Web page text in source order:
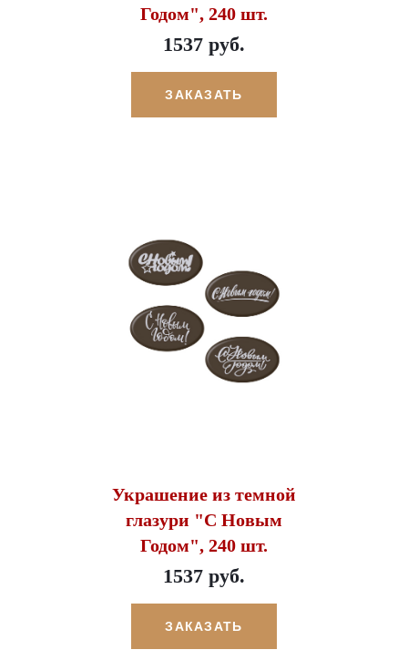
Годом", 240 шт.
1537 руб.
ЗАКАЗАТЬ
Украшение из темной
глазури "С Новым
Годом", 240 шт.
1537 руб.
ЗАКАЗАТЬ